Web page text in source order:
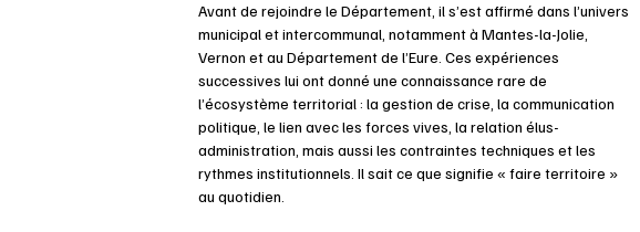
Avant de rejoindre le Département, il s’est affirmé dans l’univers
municipal et intercommunal, notamment à Mantes-la-Jolie,
Vernon et au Département de l’Eure. Ces expériences
successives lui ont donné une connaissance rare de
l’écosystème territorial : la gestion de crise, la communication
politique, le lien avec les forces vives, la relation élus-
administration, mais aussi les contraintes techniques et les
rythmes institutionnels. Il sait ce que signifie « faire territoire »
au quotidien.